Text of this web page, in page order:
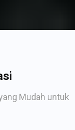
Mudah untuk